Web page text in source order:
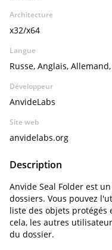
Architecture
x32/x64
Langue
Russe, Anglais,
Développeur
AnvideLabs
Site web
anvidelabs.org
Description
Anvide Seal Folder est
dossiers. Vous pouvez
liste des objets protégés
cela, les autres
du dossier.